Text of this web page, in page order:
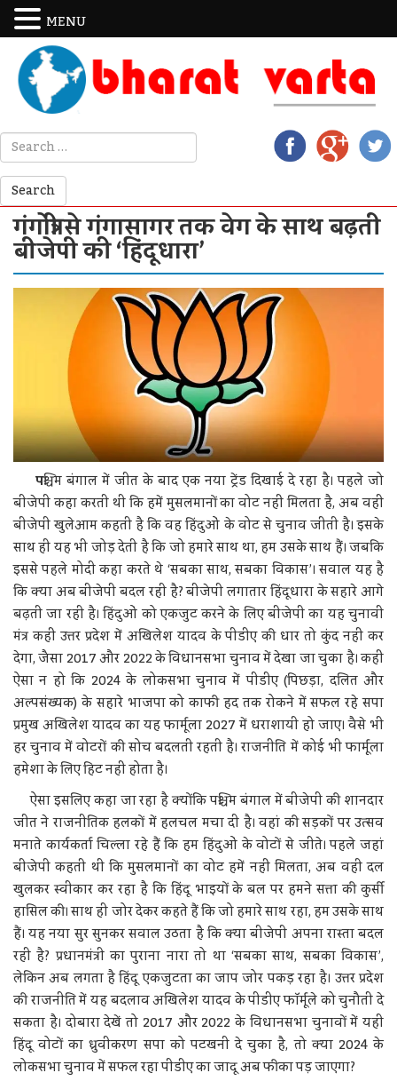
गंगोत्री से गंगासागर तक वेग के साथ बढ़ती
बीजेपी की ‘हिंदूधारा’
पश्चिम बंगाल में जीत के बाद एक नया ट्रेंड दिखाई दे रहा है। पहले जो
बीजेपी कहा करती थी कि हमें मुसलमानों का वोट नहीं मिलता है, अब वही
बीजेपी खुलेआम कहती है कि वह हिंदुओं के वोट से चुनाव जीती है। इसके
साथ ही यह भी जोड़ देती है कि जो हमारे साथ था, हम उसके साथ हैं। जबकि
इससे पहले मोदी कहा करते थे ‘सबका साथ, सबका विकास’। सवाल यह है
कि क्या अब बीजेपी बदल रही है? बीजेपी लगातार हिंदूधारा के सहारे आगे
बढ़ती जा रही है। हिंदुओं को एकजुट करने के लिए बीजेपी का यह चुनावी
मंत्र कहीं उत्तर प्रदेश में अखिलेश यादव के पीडीए की धार तो कुंद नहीं कर
देगा, जैसा 2017 और 2022 के विधानसभा चुनाव में देखा जा चुका है। कहीं
ऐसा न हो कि 2024 के लोकसभा चुनाव में पीडीए (पिछड़ा, दलित और
अल्पसंख्यक) के सहारे भाजपा को काफी हद तक रोकने में सफल रहे सपा
प्रमुख अखिलेश यादव का यह फार्मूला 2027 में धराशायी हो जाए। वैसे भी
हर चुनाव में वोटरों की सोच बदलती रहती है। राजनीति में कोई भी फार्मूला
हमेशा के लिए हिट नहीं होता है।
ऐसा इसलिए कहा जा रहा है क्योंकि पश्चिम बंगाल में बीजेपी की शानदार
जीत ने राजनीतिक हलकों में हलचल मचा दी है। वहां की सड़कों पर उत्सव
मनाते कार्यकर्ता चिल्ला रहे हैं कि हम हिंदुओं के वोटों से जीते। पहले जहां
बीजेपी कहती थी कि मुसलमानों का वोट हमें नहीं मिलता, अब वही दल
खुलकर स्वीकार कर रहा है कि हिंदू भाइयों के बल पर हमने सत्ता की कुर्सी
हासिल की। साथ ही जोर देकर कहते हैं कि जो हमारे साथ रहा, हम उसके साथ
हैं। यह नया सुर सुनकर सवाल उठता है कि क्या बीजेपी अपना रास्ता बदल
रही है? प्रधानमंत्री का पुराना नारा तो था ‘सबका साथ, सबका विकास’,
लेकिन अब लगता है हिंदू एकजुटता का जाप जोर पकड़ रहा है। उत्तर प्रदेश
की राजनीति में यह बदलाव अखिलेश यादव के पीडीए फॉर्मूले को चुनौती दे
सकता है। दोबारा देखें तो 2017 और 2022 के विधानसभा चुनावों में यही
हिंदू वोटों का ध्रुवीकरण सपा को पटखनी दे चुका है, तो क्या 2024 के
लोकसभा चुनाव में सफल रहा पीडीए का जादू अब फीका पड़ जाएगा?
MENU